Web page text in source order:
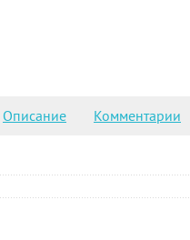
Описание Комментарии